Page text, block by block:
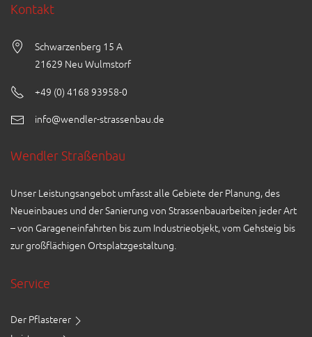
Kontakt
Schwarzenberg 15 A
21629 Neu Wulmstorf
+49 (0) 4168 93958-0
info@wendler-strassenbau.de
Wendler Straßenbau
Unser Leistungsangebot umfasst alle Gebiete der Planung, des
Neueinbaues und der Sanierung von Strassenbauarbeiten jeder Art
– von Garageneinfahrten bis zum Industrieobjekt, vom Gehsteig bis
zur großflächigen Ortsplatzgestaltung.
Service
Der Pflasterer